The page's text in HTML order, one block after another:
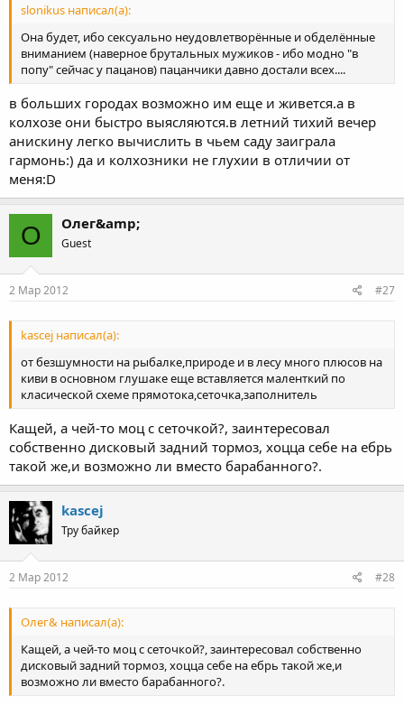
slonikus написал(а):
Она будет, ибо сексуально неудовлетворённые и обделённые
вниманием (наверное брутальных мужиков - ибо модно "в
попу" сейчас у пацанов) пацанчики давно достали всех....
в больших городах возможно им еще и живется.а в
колхозе они быстро выясляются.в летний тихий вечер
анискину легко вычислить в чьем саду заиграла
гармонь:) да и колхозники не глухии в отличии от
меня:D
О Олег&amp;
Guest
2 Мар 2012 #27
kascej написал(а):
от безшумности на рыбалке,природе и в лесу много плюсов на
киви в основном глушаке еще вставляется маленткий по
класической схеме прямотока,сеточка,заполнитель
Кащей, а чей-то моц с сеточкой?, заинтересовал
собственно дисковый задний тормоз, хоцца себе на ебрь
такой же,и возможно ли вместо барабанного?.
kascej
Тру байкер
2 Мар 2012 #28
Олег& написал(а):
Кащей, а чей-то моц с сеточкой?, заинтересовал собственно
дисковый задний тормоз, хоцца себе на ебрь такой же,и
возможно ли вместо барабанного?.